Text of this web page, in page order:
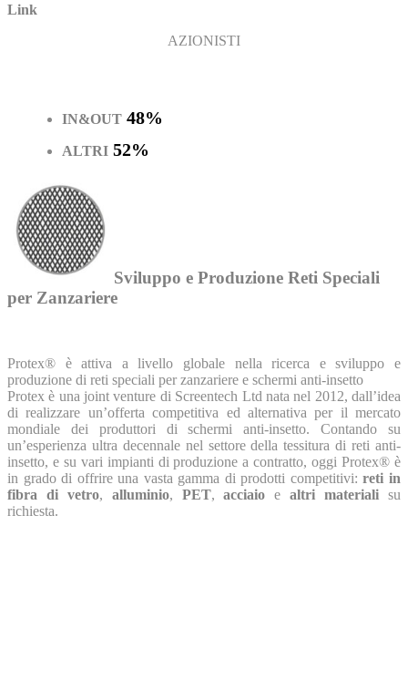
Link
AZIONISTI
IN&OUT 48%
ALTRI 52%
Sviluppo e Produzione Reti Speciali
per Zanzariere
Protex® è attiva a livello globale nella ricerca e sviluppo e
produzione di reti speciali per zanzariere e schermi anti-insetto
Protex è una joint venture di Screentech Ltd nata nel 2012, dall’idea
di realizzare un’offerta competitiva ed alternativa per il mercato
mondiale dei produttori di schermi anti-insetto. Contando su
un’esperienza ultra decennale nel settore della tessitura di reti anti-
insetto, e su vari impianti di produzione a contratto, oggi Protex® è
in grado di offrire una vasta gamma di prodotti competitivi:reti in
fibra di vetro, alluminio, PET,acciaio ealtri materiali su
richiesta.